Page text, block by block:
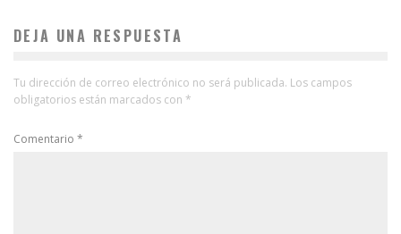
DEJA UNA RESPUESTA
Tu dirección de correo electrónico no será publicada. Los campos
obligatorios están marcados con *
Comentario *